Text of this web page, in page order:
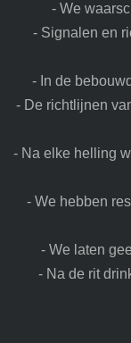
- We
- Signalen en
- In de
- De richtlijnen
- Na elke helling
- We hebben
- We laten
- Na de rit